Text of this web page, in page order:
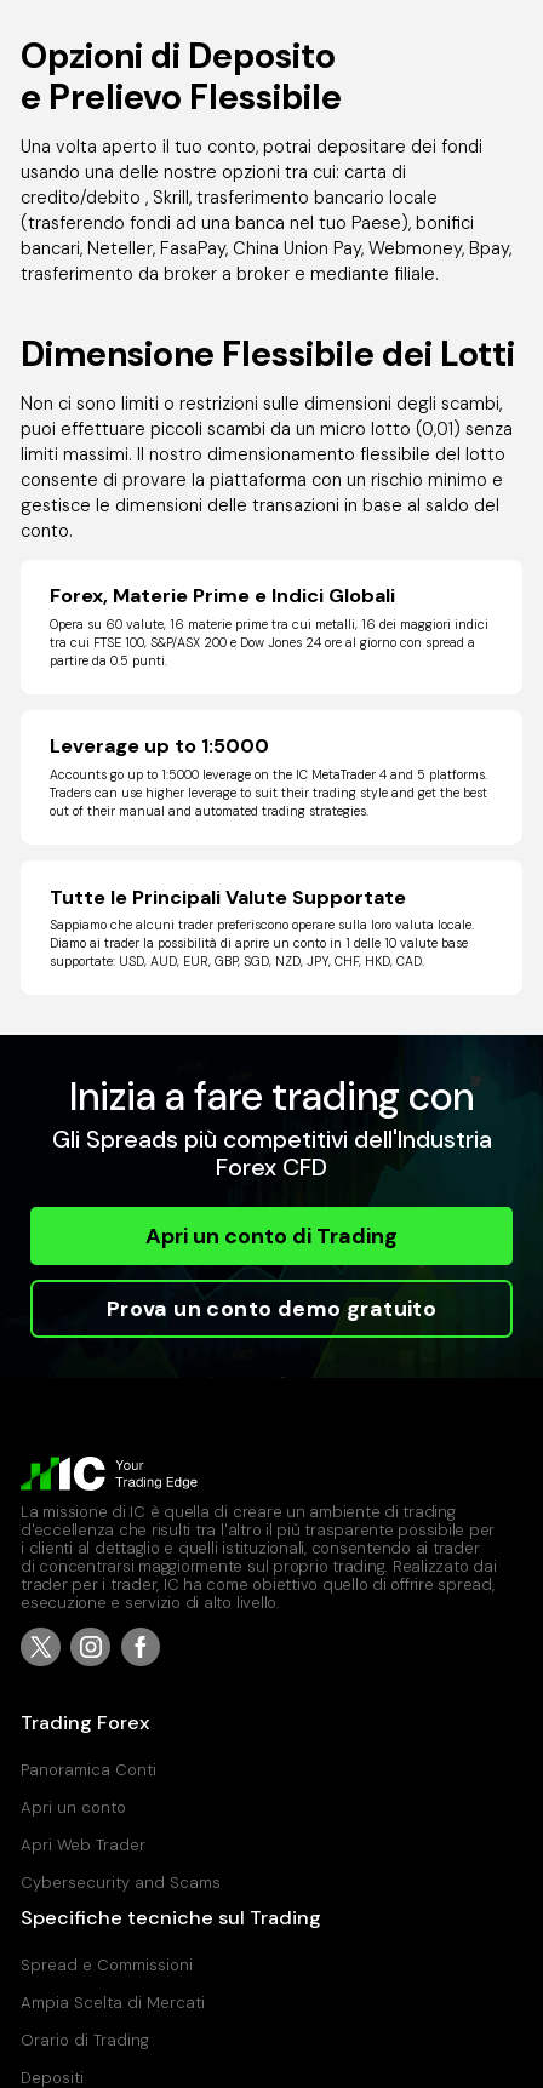
Opzioni di Deposito
e Prelievo Flessibile
Una volta aperto il tuo conto, potrai depositare dei fondi
usando una delle nostre opzioni tra cui: carta di
credito/debito , Skrill, trasferimento bancario locale
(trasferendo fondi ad una banca nel tuo Paese), bonifici
bancari, Neteller, FasaPay, China Union Pay, Webmoney, Bpay,
trasferimento da broker a broker e mediante filiale.
Dimensione Flessibile dei Lotti
Non ci sono limiti o restrizioni sulle dimensioni degli scambi,
puoi effettuare piccoli scambi da un micro lotto (0,01) senza
limiti massimi. Il nostro dimensionamento flessibile del lotto
consente di provare la piattaforma con un rischio minimo e
gestisce le dimensioni delle transazioni in base al saldo del
conto.
Forex, Materie Prime e Indici Globali
Opera su 60 valute, 16 materie prime tra cui metalli, 16 dei maggiori indici
tra cui FTSE 100, S&P/ASX 200 e Dow Jones 24 ore al giorno con spread a
partire da 0.5 punti.
Leverage up to 1:5000
Accounts go up to 1:5000 leverage on the IC MetaTrader 4 and 5 platforms.
Traders can use higher leverage to suit their trading style and get the best
out of their manual and automated trading strategies.
Tutte le Principali Valute Supportate
Sappiamo che alcuni trader preferiscono operare sulla loro valuta locale.
Diamo ai trader la possibilità di aprire un conto in 1 delle 10 valute base
supportate: USD, AUD, EUR, GBP, SGD, NZD, JPY, CHF, HKD, CAD.
Inizia a fare trading con
Gli Spreads più competitivi dell'Industria
Forex CFD
Apri un conto di Trading
Prova un conto demo gratuito
La missione di IC è quella di creare un ambiente di trading
d'eccellenza che risulti tra l'altro il più trasparente possibile per
i clienti al dettaglio e quelli istituzionali, consentendo ai trader
di concentrarsi maggiormente sul proprio trading. Realizzato dai
trader per i trader, IC ha come obiettivo quello di offrire spread,
esecuzione e servizio di alto livello.
Trading Forex
Panoramica Conti
Apri un conto
Apri Web Trader
Cybersecurity and Scams
Specifiche tecniche sul Trading
Spread e Commissioni
Ampia Scelta di Mercati
Orario di Trading
Depositi